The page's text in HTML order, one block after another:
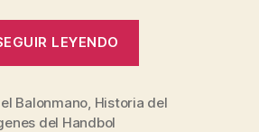
LEYENDO
del
Balonmano, Historia del
del Handbol